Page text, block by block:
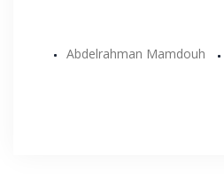
Abdelrahman Mamdouh